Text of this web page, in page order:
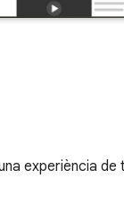
experiència